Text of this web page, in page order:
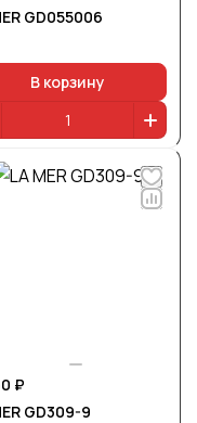
GD055006
В корзину
₽
GD309-9